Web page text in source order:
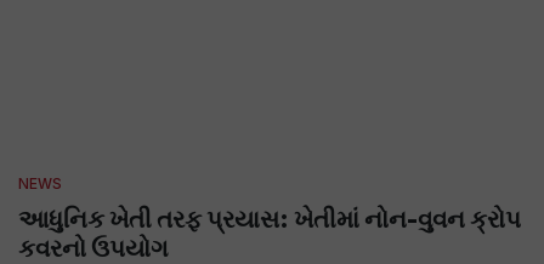
NEWS
આધુનિક ખેતી તરફ પ્રયાસ: ખેતીમાં નોન-વુવન ક્રોપ
કવરનો ઉપયોગ